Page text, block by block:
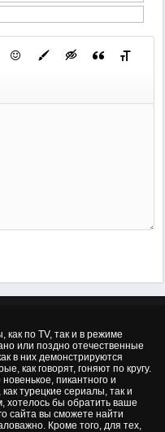
как по TV, так и в режиме
или поздно отечественные
в них демонстрируются
как говорят, гоняют по кругу.
пикантного и
турецкие сериалы, так и
хотелось бы обратить ваше
сайта вы сможете найти
Кроме того, для тех,